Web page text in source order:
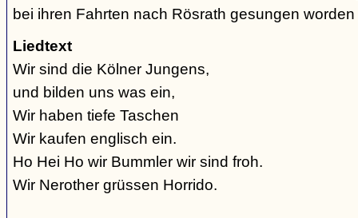
bei ihren Fahrten nach Rösrath gesungen
Liedtext
Wir sind die Kölner Jungens,
und bilden uns was ein,
Wir haben tiefe Taschen
Wir kaufen englisch ein.
Ho Hei Ho wir Bummler wir sind froh.
Wir Nerother grüssen Horrido.